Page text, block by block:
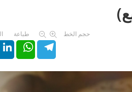
حجم الخط طباعة
WhatsAppTelegram